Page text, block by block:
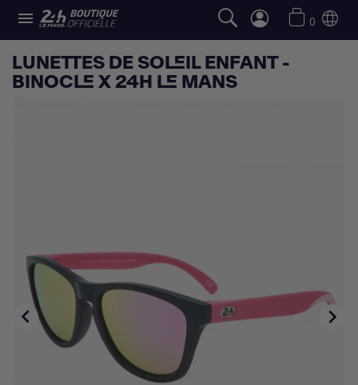
 0
LUNETTES DE SOLEIL ENFANT -
BINOCLE X 24H LE MANS
 